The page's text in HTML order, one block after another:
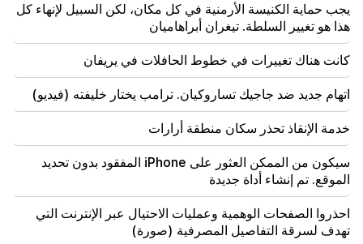
00:23
6 سنوات أخرى وإلى الأبد في فينيسيوس "الحقيقي".
00:09
شخص معرضون للخطر
23:19
مفاوضات مهمة مع فوتشيتش
لا ينبغي أن يقف الكاثوليكوس أمام المحكمة الأرمنية، وهذا
كل شيء، والباقي ليس موضوعاً للنقاش. المحامي (فيديو)
يجب حماية الكنيسة الأرمنية في كل مكان، لكن السبيل لإنهاء كل
هذا هو تغيير السلطة. تيغران أبراهاميان
كانت هناك تغييرات في خطوط الحافلات في يريفان
اتهام جديد ضد جاجيك تساروكيان. ترامب يختار خليفته (فيديو)
خدمة الإنقاذ تحذر سكان منطقة أرارات
سيكون من الممكن العثور على iPhone المفقود بدون تحديد
الموقع. تم إنشاء أداة جديدة
احذروا الصفحات الوهمية وعمليات الاحتيال عبر الإنترنت التي
تهدف لسرقة التفاصيل المصرفية (صورة)